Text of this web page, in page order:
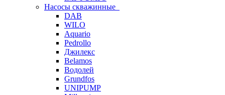
Насосы скважинные
DAB
WILO
Aquario
Pedrollo
Джилекс
Belamos
Водолей
Grundfos
UNIPUMP